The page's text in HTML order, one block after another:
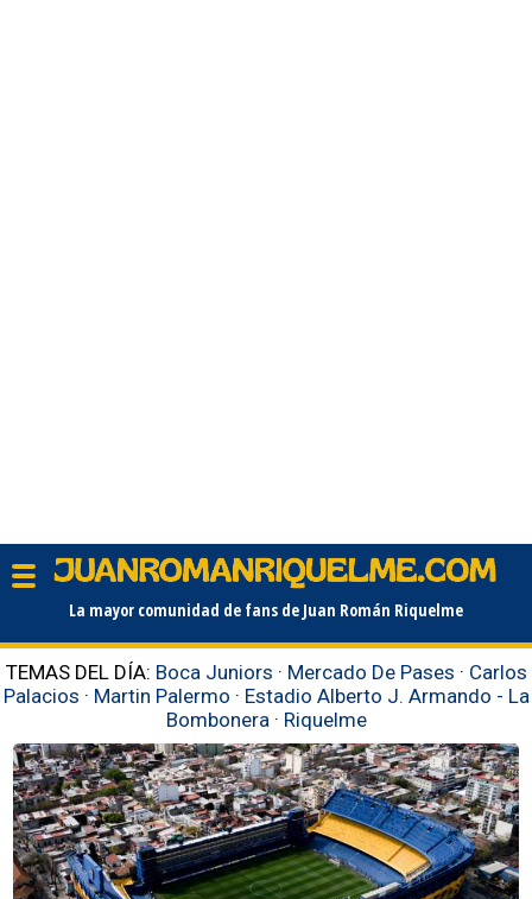
La mayor comunidad de fans de Juan Román Riquelme
TEMAS DEL DÍA: Boca Juniors · Mercado De Pases · Carlos
Palacios · Martin Palermo · Estadio Alberto J. Armando - La
Bombonera · Riquelme